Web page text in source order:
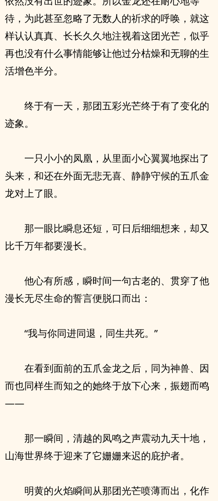
待，为此甚至忽略了无数人的祈求的呼唤，就这
样认认真真、长长久久地注视着这团光芒，似乎
再也没有什么事情能够让他过分枯燥和无聊的生
活增色半分。
终于有一天，那团五彩光芒终于有了变化的
迹象。
一只小小的凤凰，从里面小心翼翼地探出了
头来，和还在外面无悲无喜、静静守候的五爪金
龙对上了眼。
那一眼比瞬息还短，可日后细细想来，却又
比千万年都要漫长。
他心有所感，瞬时间一句古老的、贯穿了他
漫长无尽生命的誓言便脱口而出：
“我与你同进同退，同生共死。”
在看到面前的五爪金龙之后，同为神兽、因
而也同样生而知之的她终于放下心来，振翅而鸣
——
那一瞬间，清越的凤鸣之声震动九天十地，
山海世界终于迎来了它姗姗来迟的庇护者。
明黄的火焰瞬间从那团光芒喷薄而出，化作